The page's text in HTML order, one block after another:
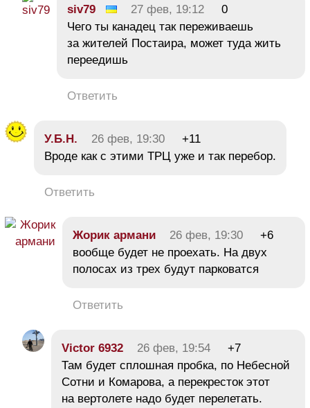
siv79 27 фев, 19:12
0
Чего ты канадец так переживаешь
за жителей Постаира, может туда жить
переедишь
Ответить
У.Б.Н. 26 фев, 19:30
+11
Вроде как с этими ТРЦ уже и так перебор.
Ответить
Жорик армани 26 фев, 19:30
+6
вообще будет не проехать. На двух
полосах из трех будут парковатся
Ответить
Victor 6932 26 фев, 19:54
+7
Там будет сплошная пробка, по Небесной
Сотни и Комарова, а перекресток этот
на вертолете надо будет перелетать.